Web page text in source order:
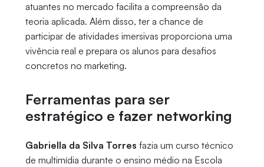
atuantes no mercado facilita a compreensão da
teoria aplicada. Além disso, ter a chance de
participar de atividades imersivas proporciona uma
vivência real e prepara os alunos para desafios
concretos no marketing.
Ferramentas para ser
estratégico e fazer networking
Gabriella da Silva Torres fazia um curso técnico
de multimídia durante o ensino médio na Escola